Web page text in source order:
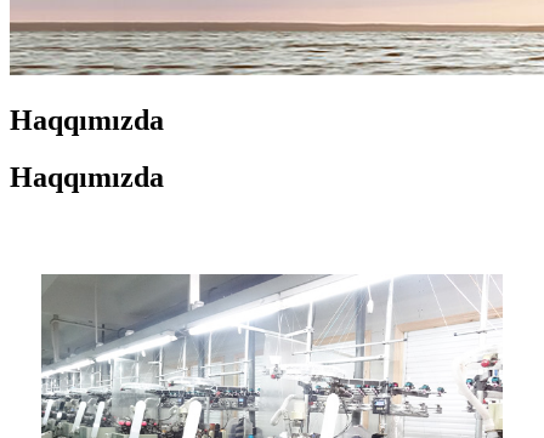
Haqqımızda
Haqqımızda